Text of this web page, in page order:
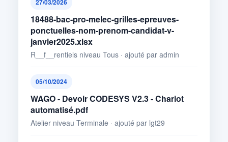
27/03/2026
18488-bac-pro-melec-grilles-epreuves-
ponctuelles-nom-prenom-candidat-v-
janvier2025.xlsx
R__f__rentiels niveau Tous · ajouté par admin
05/10/2024
WAGO - Devoir CODESYS V2.3 - Chariot
automatisé.pdf
Atelier niveau Terminale · ajouté par lgt29